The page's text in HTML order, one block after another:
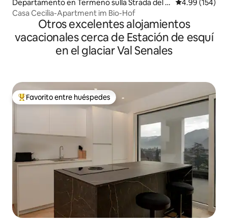
Departamento en Termeno sulla Strada del Vi
no
Calificación
4.99 (154)
Casa Cecilia-Apartment im Bio-Hof
Otros excelentes alojamientos
vacacionales cerca de Estación de esquí
en el glaciar Val Senales
De los mejores en Favorito entre huéspedes
Favorito entre huéspedes